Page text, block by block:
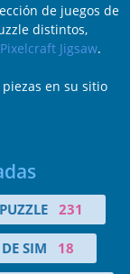
de juegos de
distintos,
Pixelcraft Jigsaw.
en su sitio
231
SIM 18